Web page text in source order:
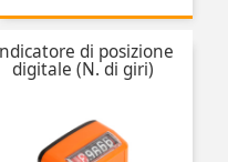
di posizione
digitale (N. di giri)